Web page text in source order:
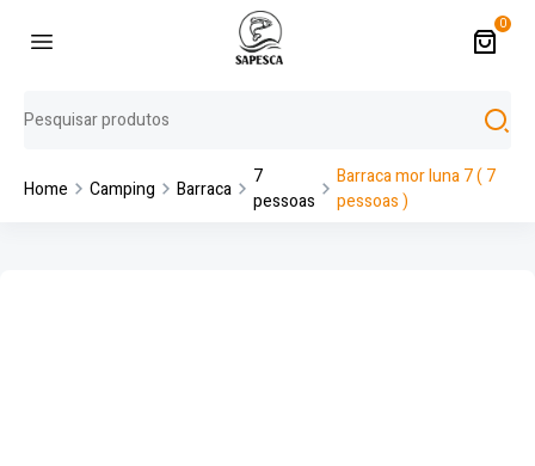
0
Home Camping Barraca
7
pessoas
Barraca mor luna 7 ( 7
pessoas )